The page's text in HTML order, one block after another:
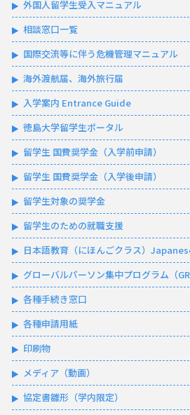
外国人留学生受入マニュアル
相談窓口一覧
国際交流等に伴う危機管理マニュアル
海外渡航届、海外旅行届
入学案内 Entrance Guide
徳島大学留学生ポータル
留学生 国費奨学金（入学前申請）
留学生 国費奨学金（入学後申請）
留学生対象の奨学金
留学生のための就職支援
日本語教育（にほんごクラス）
グローバルパーソン集中プログラム（
各種手続き窓口
各種申請用紙
印刷物
メディア（動画）
協定書雛形（学内限定）